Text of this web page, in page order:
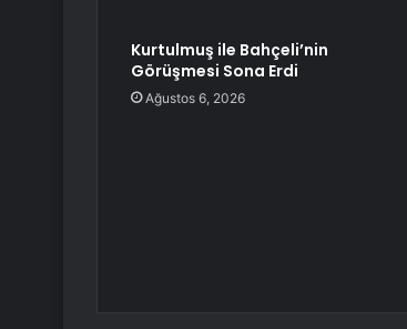
Kurtulmuş ile Bahçeli’nin
Görüşmesi Sona Erdi
Ağustos 6, 2026